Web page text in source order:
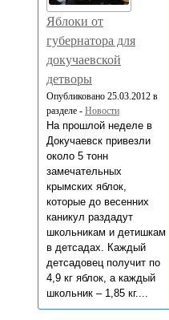
Яблоки от
губернатора для
докучаевской
детворы
Опубликовано 25.03.2012 в
разделе - Новости
На прошлой неделе в
Докучаевск привезли
около 5 тонн
замечательных
крымских яблок,
которые до весенних
каникул раздадут
школьникам и детишкам
в детсадах. Каждый
детсадовец получит по
4,9 кг яблок, а каждый
школьник – 1,85 кг....